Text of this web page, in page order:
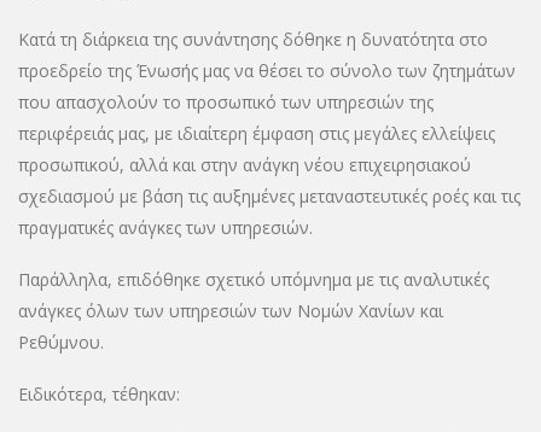
Κατά τη διάρκεια της συνάντησης δόθηκε η δυνατότητα στο
προεδρείο της Ένωσής μας να θέσει το σύνολο των ζητημάτων
που απασχολούν το προσωπικό των υπηρεσιών της
περιφέρειάς μας, με ιδιαίτερη έμφαση στις μεγάλες ελλείψεις
προσωπικού, αλλά και στην ανάγκη νέου επιχειρησιακού
σχεδιασμού με βάση τις αυξημένες μεταναστευτικές ροές και τις
πραγματικές ανάγκες των υπηρεσιών.
Παράλληλα, επιδόθηκε σχετικό υπόμνημα με τις αναλυτικές
ανάγκες όλων των υπηρεσιών των Νομών Χανίων και
Ρεθύμνου.
Ειδικότερα, τέθηκαν: